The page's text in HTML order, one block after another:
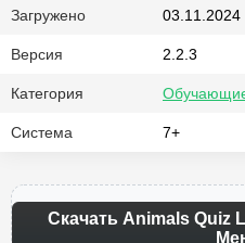
Загружено 03.11.2024
Версия 2.2.3
Категория
Система 7+
Скачать Animals Quiz